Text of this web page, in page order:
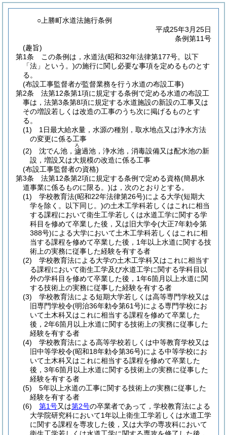
○上勝町水道法施行条例
平成25年3月25日
条例第11号
(趣旨)
第1条
この条例は，水道法(昭和32年法律第177号。以下
「法」という。)の施行に関し必要な事項を定めるものとす
る。
(布設工事監督者が監督業務を行う水道の布設工事)
第2条
法第12条第1項に規定する条例で定める水道の布設工
事は，法第3条第8項に規定する水道施設の新設の工事又は
その増設若しくは改造の工事のうち次に掲げるものとす
る。
(1)
1日最大給水量，水源の種別，取水地点又は浄水方法
の変更に係る工事
(2)
沈でん池， 濾
ろ
過池，浄水池，消毒設備又は配水池の新
設，増設又は大規模の改造に係る工事
(布設工事監督者の資格)
第3条
法第12条第2項に規定する条例で定める資格(簡易水
道事業に係るものに限る。)は，次のとおりとする。
(1)
学校教育法(昭和22年法律第26号)による大学(短期大
学を除く。以下同じ。)の土木工学科若しくはこれに相当
する課程において衛生工学若しくは水道工学に関する学
科目を修めて卒業した後，又は旧大学令(大正7年勅令第
388号)による大学において土木工学科若しくはこれに相
当する課程を修めて卒業した後，1年以上水道に関する技
術上の実務に従事した経験を有する者
(2)
学校教育法による大学の土木工学科又はこれに相当す
る課程において衛生工学及び水道工学に関する学科目以
外の学科目を修めて卒業した後，1年6箇月以上水道に関
する技術上の実務に従事した経験を有する者
(3)
学校教育法による短期大学若しくは高等専門学校又は
旧専門学校令(明治36年勅令第61号)による専門学校にお
いて土木科又はこれに相当する課程を修めて卒業した
後，2年6箇月以上水道に関する技術上の実務に従事した
経験を有する者
(4)
学校教育法による高等学校若しくは中等教育学校又は
旧中等学校令(昭和18年勅令第36号)による中等学校にお
いて土木科又はこれに相当する課程を修めて卒業した
後，3年6箇月以上水道に関する技術上の実務に従事した
経験を有する者
(5)
5年以上水道の工事に関する技術上の実務に従事した
経験を有する者
(6)
第1号又は第2号の卒業者であって，学校教育法による
大学院研究科において1年以上衛生工学若しくは水道工学
に関する課程を専攻した後，又は大学の専攻科において